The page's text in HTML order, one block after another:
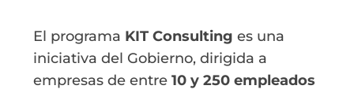
El programa KIT Consulting es una
iniciativa del Gobierno, dirigida a
empresas de entre10 y 250 empleados